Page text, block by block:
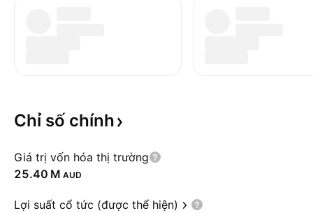
Chỉ số chính
Giá trị vốn hóa thị trường
‪25.40 M‬ AUD
Lợi suất cổ tức (được thể hiện)